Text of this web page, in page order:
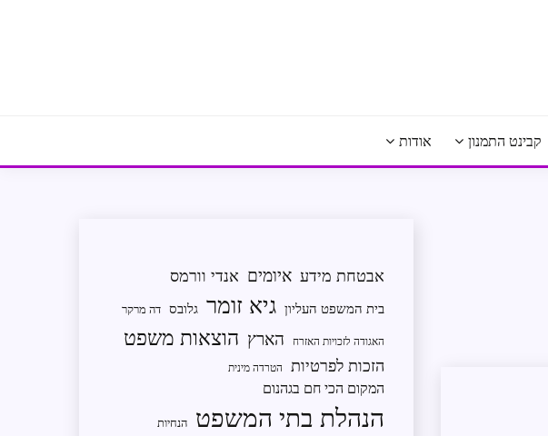
קבינט התמנון אודות
אבטחת מידע איומים אנדי וורמס
בית המשפט העליון גיא זומר גלובס דה מרקר
האגודה לזכויות האזרח הארץ הוצאות משפט
הזכות לפרטיות הטרדה מינית
המקום הכי חם בגהנום
הנהלת בתי המשפט הנחיות